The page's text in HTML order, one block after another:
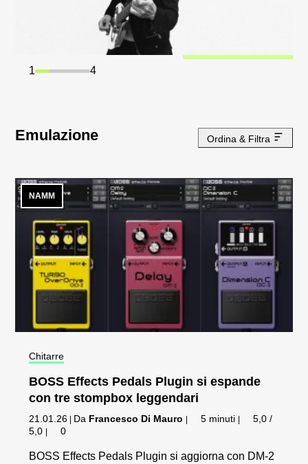
2 4
Emulazione Ordina & Filtra
NAMM
Chitarre
BOSS Effects Pedals Plugin si espande
con tre stompbox leggendari
21.01.26 | Da Francesco Di Mauro | 5 minuti |
5,0 /
5,0 | 0
BOSS Effects Pedals Plugin si aggiorna con DM-2